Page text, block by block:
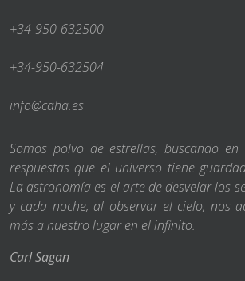
+34-950-632500
+34-950-632504
info@caha.es
Somos polvo de estrellas, buscando
respuestas que el universo tiene
La astronomía es el arte de desvelar los
y cada noche, al observar el cielo, nos
más a nuestro lugar en el infinito.
Carl Sagan